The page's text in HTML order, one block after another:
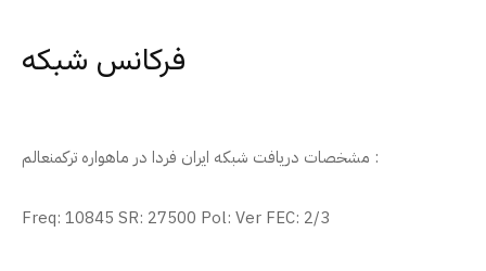
فرکانس شبکه
مشخصات دریافت شبکه ایران فردا در ماهواره ترکمنعالم :
Freq: 10845 SR: 27500 Pol: Ver FEC: 2/3